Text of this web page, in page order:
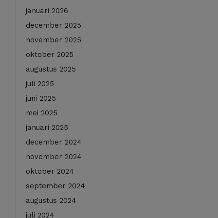
januari 2026
december 2025
november 2025
oktober 2025
augustus 2025
juli 2025
juni 2025
mei 2025
januari 2025
december 2024
november 2024
oktober 2024
september 2024
augustus 2024
juli 2024